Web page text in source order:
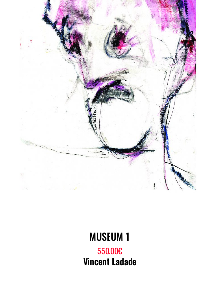
MUSEUM 1
550.00€
Vincent Ladade